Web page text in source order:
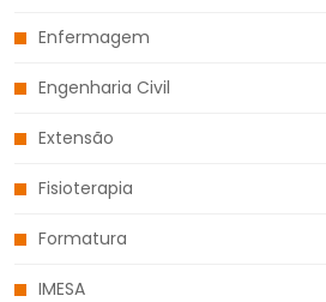
Enfermagem
Engenharia Civil
Extensão
Fisioterapia
Formatura
IMESA